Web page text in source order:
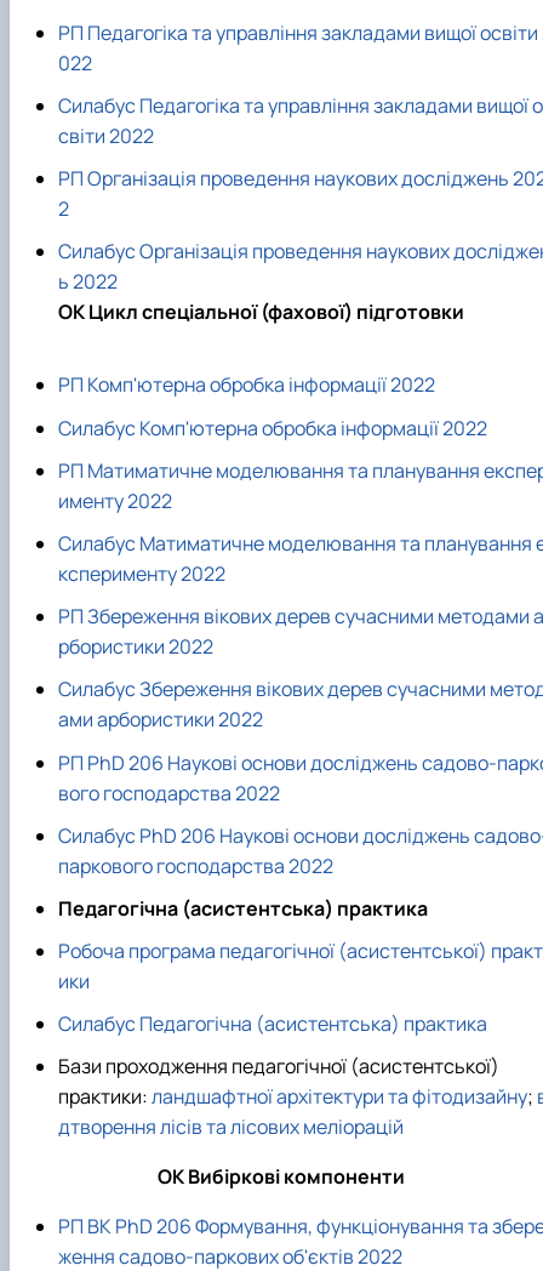
РП Педагогіка та управління закладами вищої освіти
022
Силабус Педагогіка та управління закладами вищої о
світи 2022
РП Організація проведення наукових досліджень
2
Силабус Організація проведення наукових
ь 2022
ОК Цикл спеціальної (фахової) підготовки
РП Комп'ютерна обробка інформації 2022
Силабус Комп'ютерна обробка інформації 2022
РП Матиматичне моделювання та планування
именту 2022
Силабус Матиматичне моделювання та планування
ксперименту 2022
РП Збереження вікових дерев сучасними методами а
рбористики 2022
Силабус Збереження вікових дерев сучасними
ами арбористики 2022
РП PhD 206 Наукові основи досліджень садово-
вого господарства 2022
Силабус PhD 206 Наукові основи досліджень
паркового господарства 2022
Педагогічна (асистентська) практика
Робоча програма педагогічної (асистентської) практ
ики
Силабус Педагогічна (асистентська) практика
Бази проходження педагогічної (асистентської)
практики:ландшафтної архітектури та фітодизайну;
дтворення лісів та лісових меліорацій
ОК Вибіркові компоненти
РП ВК PhD 206 Формування, функціонування та
ження садово-паркових об'єктів 2022